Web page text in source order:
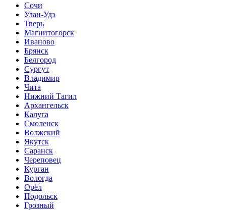
Сочи
Улан-Удэ
Тверь
Магнитогорск
Иваново
Брянск
Белгород
Сургут
Владимир
Чита
Нижний Тагил
Архангельск
Калуга
Смоленск
Волжский
Якутск
Саранск
Череповец
Курган
Вологда
Орёл
Подольск
Грозный